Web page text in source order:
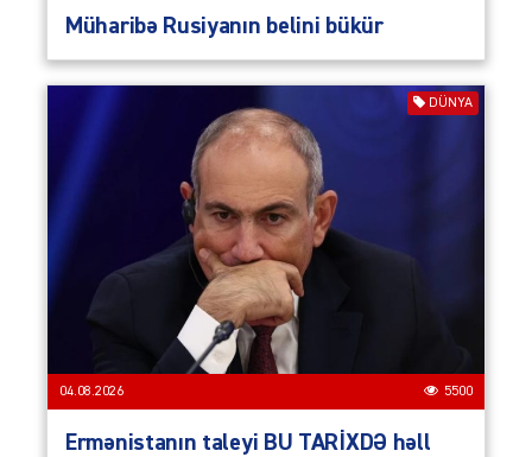
Müharibə Rusiyanın belini bükür
DÜNYA
04.08.2026 5500
Ermənistanın taleyi BU TARİXDƏ həll